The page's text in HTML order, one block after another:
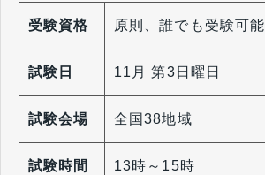
受験資格 原則、誰でも受験可能
試験日 11月 第3日曜日
試験会場 全国38地域
試験時間 13時～15時